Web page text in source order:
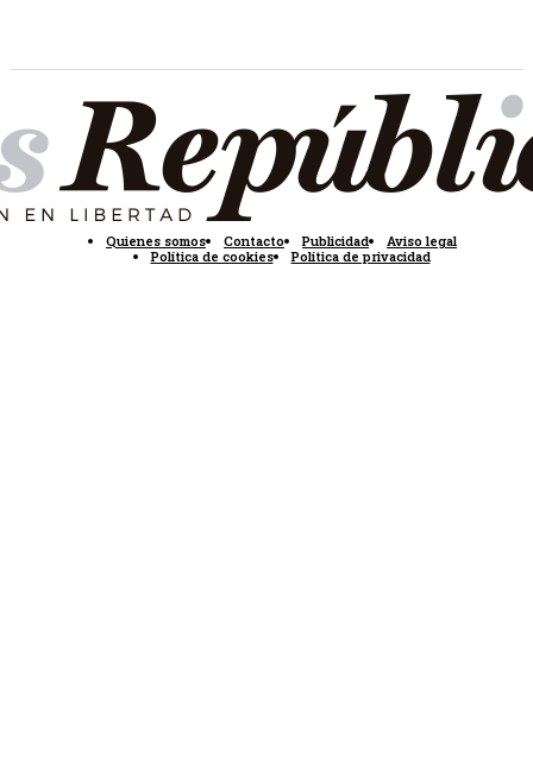
Quienes somos Contacto Publicidad
Aviso legal
Política de cookies
Política de privacidad